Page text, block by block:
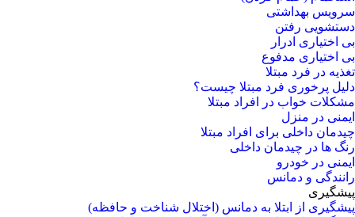
سرویس بهداشتی
دستشویی رفتن
بی اختیاری ادرار
بی اختیاری مدفوع
تغذیه در فرد مبتلا
دلیل پرخوری فرد مبتلا چیست؟
مشکلات خواب در افراد مبتلا
ایمنی در منزل
چیدمان داخلی برای افراد مبتلا
رنگ ها در چیدمان داخلی
ایمنی در خودرو
رانندگی و دمانس
پیشگیری
پیشگیری از ابتلا به دمانس (اختلال شناخت و حافظه)